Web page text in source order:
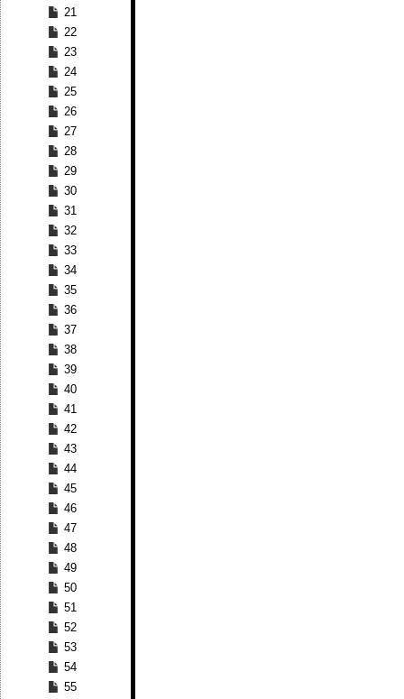
21
22
23
24
25
26
27
28
29
30
31
32
33
34
35
36
37
38
39
40
41
42
43
44
45
46
47
48
49
50
51
52
53
54
55